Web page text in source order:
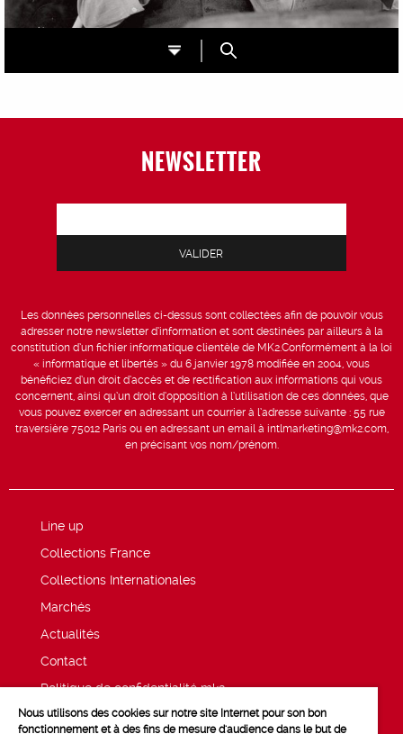
NEWSLETTER
Les données personnelles ci-dessus sont collectées afin de pouvoir vous
adresser notre newsletter d’information et sont destinées par ailleurs à la
constitution d’un fichier informatique clientèle de MK2.Conformément à la loi
« informatique et libertés » du 6 janvier 1978 modifiée en 2004, vous
bénéficiez d’un droit d’accès et de rectification aux informations qui vous
concernent, ainsi qu’un droit d’opposition à l’utilisation de ces données, que
vous pouvez exercer en adressant un courrier à l’adresse suivante : 55 rue
traversière 75012 Paris ou en adressant un email à intlmarketing@mk2.com,
en précisant vos nom/prénom.
Line up
Collections France
Collections Internationales
Marchés
Actualités
Contact
Politique de confidentialité mk2
Mentions légales
Nous utilisons des cookies sur notre site Internet pour son bon
fonctionnement et à des fins de mesure d'audience dans le but de